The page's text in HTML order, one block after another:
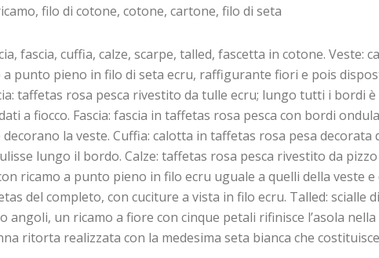
filo di cotone, cotone, cartone, filo di seta
fascia, cuffia, calze, scarpe, talled, fascetta in cotone. Veste:
punto pieno in filo di seta ecru, raffigurante fiori e pois
taffetas rosa pesca rivestito da tulle ecru; lungo tutti i bordi
a fiocco. Fascia: fascia in taffetas rosa pesca con bordi
la veste. Cuffia: calotta in taffetas rosa pesa
lungo il bordo. Calze: taffetas rosa pesca rivestito da
ricamo a punto pieno in filo ecru uguale a quelli della veste
del completo, con cuciture a vista in filo ecru. Talled: scialle
un ricamo a fiore con cinque petali rifinisce l’asola
ritorta realizzata con la medesima seta bianca che